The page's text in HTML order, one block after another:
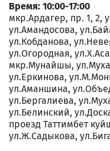
Время: 10:00-17:00
мкр.Ардагер, пр. 1, 2,
ул.Амандосова,
ул.Кобданова,
ул.Огородная,
мкр.Мунайшы,
ул.Еркинова,
ул.Аманшина,
ул.Бергалиева,
ул.Белинский,
проезд Таттимбет
ул.Ж.Садыкова,